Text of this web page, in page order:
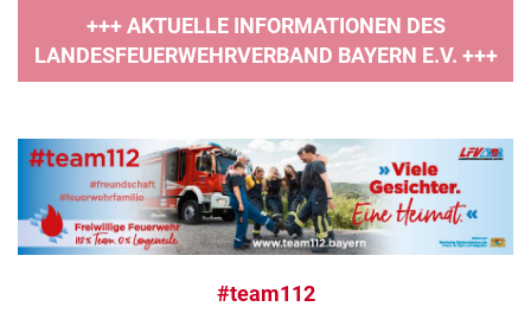
+++ AKTUELLE INFORMATIONEN DES
LANDESFEUERWEHRVERBAND BAYERN E.V. +++
#team112